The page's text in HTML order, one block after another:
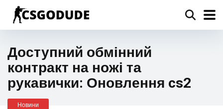
Доступний обмінний
контракт на ножі та
рукавички: Оновлення cs2
Новини